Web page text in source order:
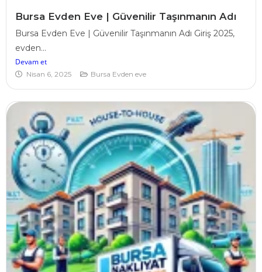
Bursa Evden Eve | Güvenilir Taşınmanın Adı
Bursa Evden Eve | Güvenilir Taşınmanın Adı Giriş 2025,
evden...
Devam et
Nisan 6, 2025 Bursa Evden eve